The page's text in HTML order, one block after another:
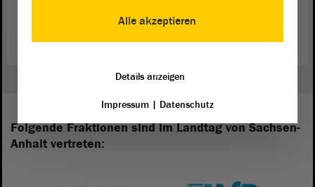
Folgende Fraktionen sind im Landtag von Sachsen-
Anhalt vertreten:
Alle akzeptieren
Details anzeigen
Impressum| Datenschutz